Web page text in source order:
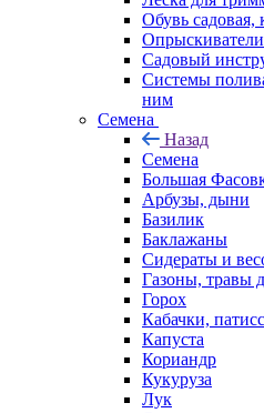
Обувь садовая,
Опрыскиватели
Садовый
Системы
ним
Семена
Назад
Семена
Большая
Арбузы, дыни
Базилик
Баклажаны
Сидераты и
Газоны, травы
Горох
Кабачки,
Капуста
Кориандр
Кукуруза
Лук